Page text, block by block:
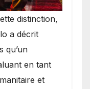
distinction,
a décrit
qu’un
en tant
et